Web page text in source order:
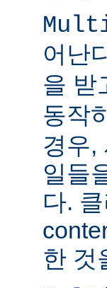
어난
을 받
동작
경우,
일들
다.
한 것